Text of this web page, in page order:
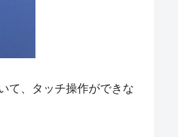
て、タッチ操作ができな